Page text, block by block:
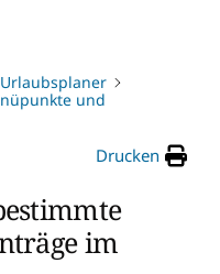
Urlaubsplaner
und
Drucken
im